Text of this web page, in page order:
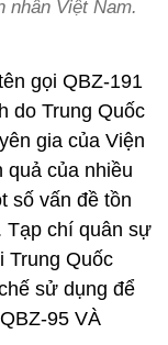
nhân Việt Nam.
gọi QBZ-191
do Trung Quốc
gia của Viện
quả của nhiều
số vấn đề tồn
Tạp chí quân sự
Trung Quốc
sử dụng để
95 VÀ